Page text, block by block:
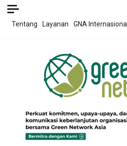
Skip
Tentang Layanan GNA Internasional